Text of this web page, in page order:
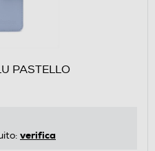
PASTELLO
verifica